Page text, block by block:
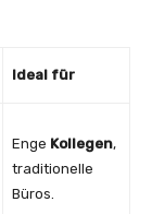
Ideal für
Enge Kollegen,
traditionelle
Büros.